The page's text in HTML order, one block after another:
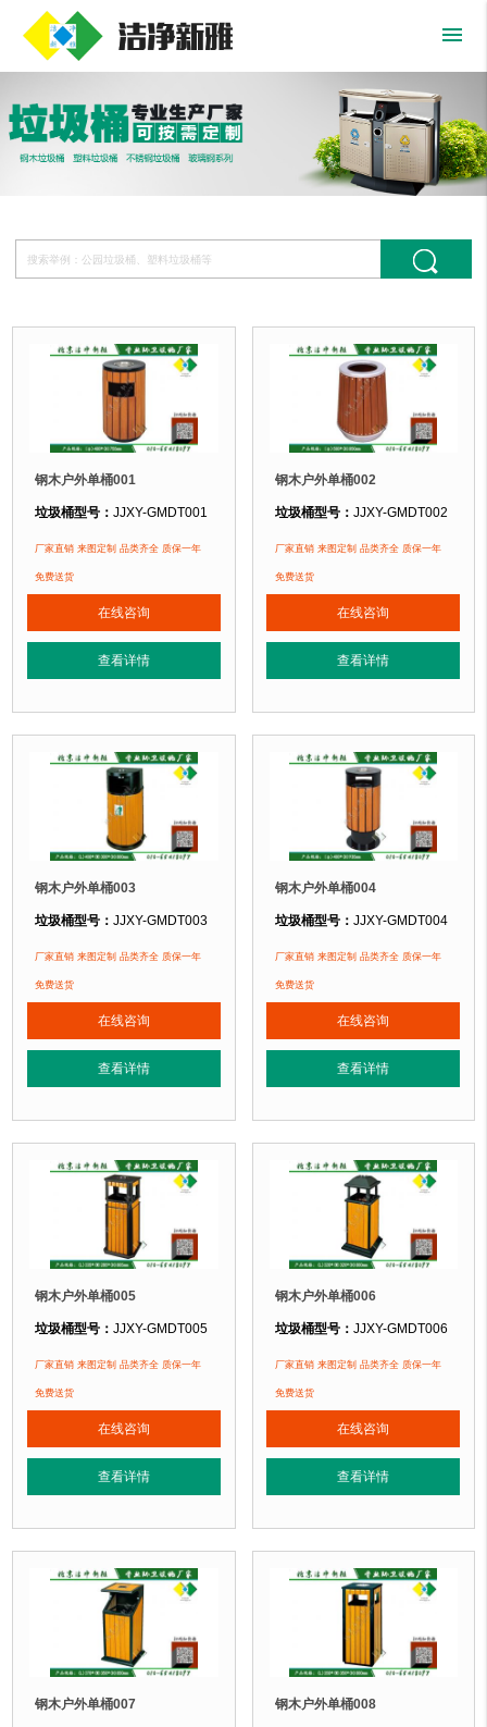
menu
钢木户外单桶001
垃圾桶型号：JJXY-GMDT001
垃圾桶规格：直径400mm 高755mm
垃圾桶材质：
垃圾桶周期：3-7天 厂家直销 来图定制
垃圾桶特点：选用优质镀锌钢板裁剪、压制、折弯后再焊接而成型，垃圾桶
正在使用该垃圾桶的部分客户：
北京某公园、北京某大学、北京某小区....
厂家直销 来图定制 品类齐全 质保一年
免费送货
在线咨询
查看详情
钢木户外单桶002
垃圾桶型号： JJXY-GMDT002
垃圾桶规格：直径500mm 高850mm
垃圾桶材质：
垃圾桶周期：3-7天 厂家直销 来图定
垃圾桶特点：选用优质镀锌钢板裁
正在使用该垃圾桶的部分客户：
北京某公园、北京某大学、北京某小
厂家直销 来图定制 品类齐全 质保一年
免费送货
在线咨询
查看详情
钢木户外单桶003
垃圾桶型号：JJXY-GMDT003
垃圾桶规格：长400mm 宽300mm 高800mm
垃圾桶材质：
垃圾桶周期：3-7天 厂家直销 来图定制
垃圾桶特点：选用优质镀锌钢板裁剪、压制、折弯后再焊接而成型，垃圾桶
正在使用该垃圾桶的部分客户：
北京某公园、北京某大学、北京某小区....
厂家直销 来图定制 品类齐全 质保一年
免费送货
在线咨询
查看详情
钢木户外单桶004
垃圾桶型号： JJXY-GMDT004
垃圾桶规格：直径400mm 高935mm
垃圾桶材质：
垃圾桶周期：3-7天 厂家直销 来图定
垃圾桶特点：选用优质镀锌钢板裁
正在使用该垃圾桶的部分客户：
北京某公园、北京某大学、北京某小
厂家直销 来图定制 品类齐全 质保一年
免费送货
在线咨询
查看详情
钢木户外单桶005
垃圾桶型号：JJXY-GMDT005
垃圾桶规格：长335mm 宽285mm 高805mm
垃圾桶材质：
垃圾桶周期：3-7天 厂家直销 来图定制
垃圾桶特点：选用优质镀锌钢板裁剪、压制、折弯后再焊接而成型，垃圾桶
正在使用该垃圾桶的部分客户：
北京某公园、北京某大学、北京某小区....
厂家直销 来图定制 品类齐全 质保一年
免费送货
在线咨询
查看详情
钢木户外单桶006
垃圾桶型号： JJXY-GMDT006
垃圾桶规格：长320mm 宽320mm
垃圾桶材质：
垃圾桶周期：3-7天 厂家直销 来图定
垃圾桶特点：选用优质镀锌钢板裁
正在使用该垃圾桶的部分客户：
北京某公园、北京某大学、北京某小
厂家直销 来图定制 品类齐全 质保一年
免费送货
在线咨询
查看详情
钢木户外单桶007 钢木户外单桶008